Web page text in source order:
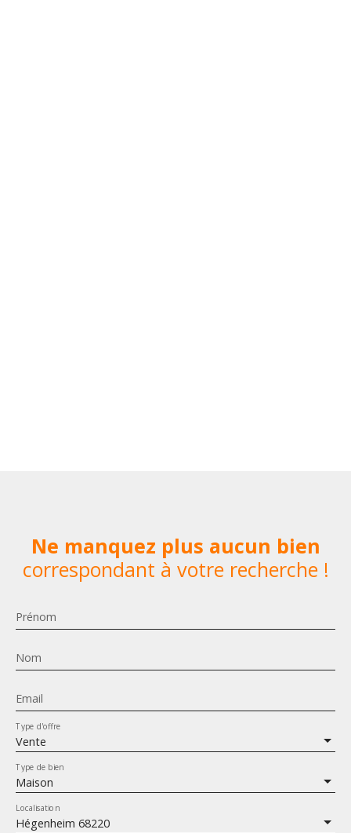
Ne manquez plus aucun bien
correspondant à votre recherche !
Prénom
Nom
Email
Vente
Type d'offre
Maison
Type de bien
Hégenheim 68220
Localisation